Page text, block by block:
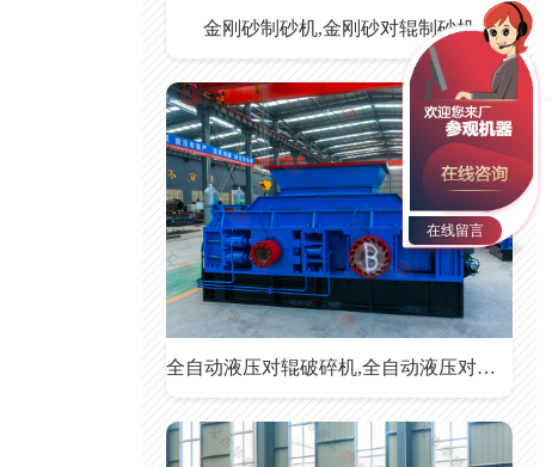
金刚砂制砂机,金刚砂对辊制砂机
全自动液压对辊破碎机,全自动液压对辊破碎机价格
在线留言